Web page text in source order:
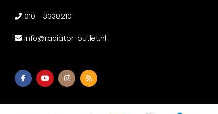
010 - 3338210
info@radiator-outlet.nl